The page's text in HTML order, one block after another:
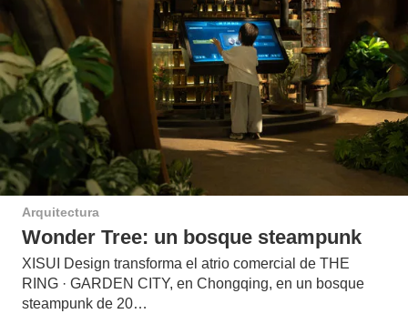
Arquitectura
Wonder Tree: un bosque steampunk
XISUI Design transforma el atrio comercial de THE
RING · GARDEN CITY, en Chongqing, en un bosque
steampunk de 20…